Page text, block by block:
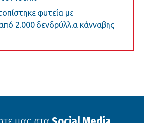
φυτεία με
2.000 δενδρύλλια κάνναβης